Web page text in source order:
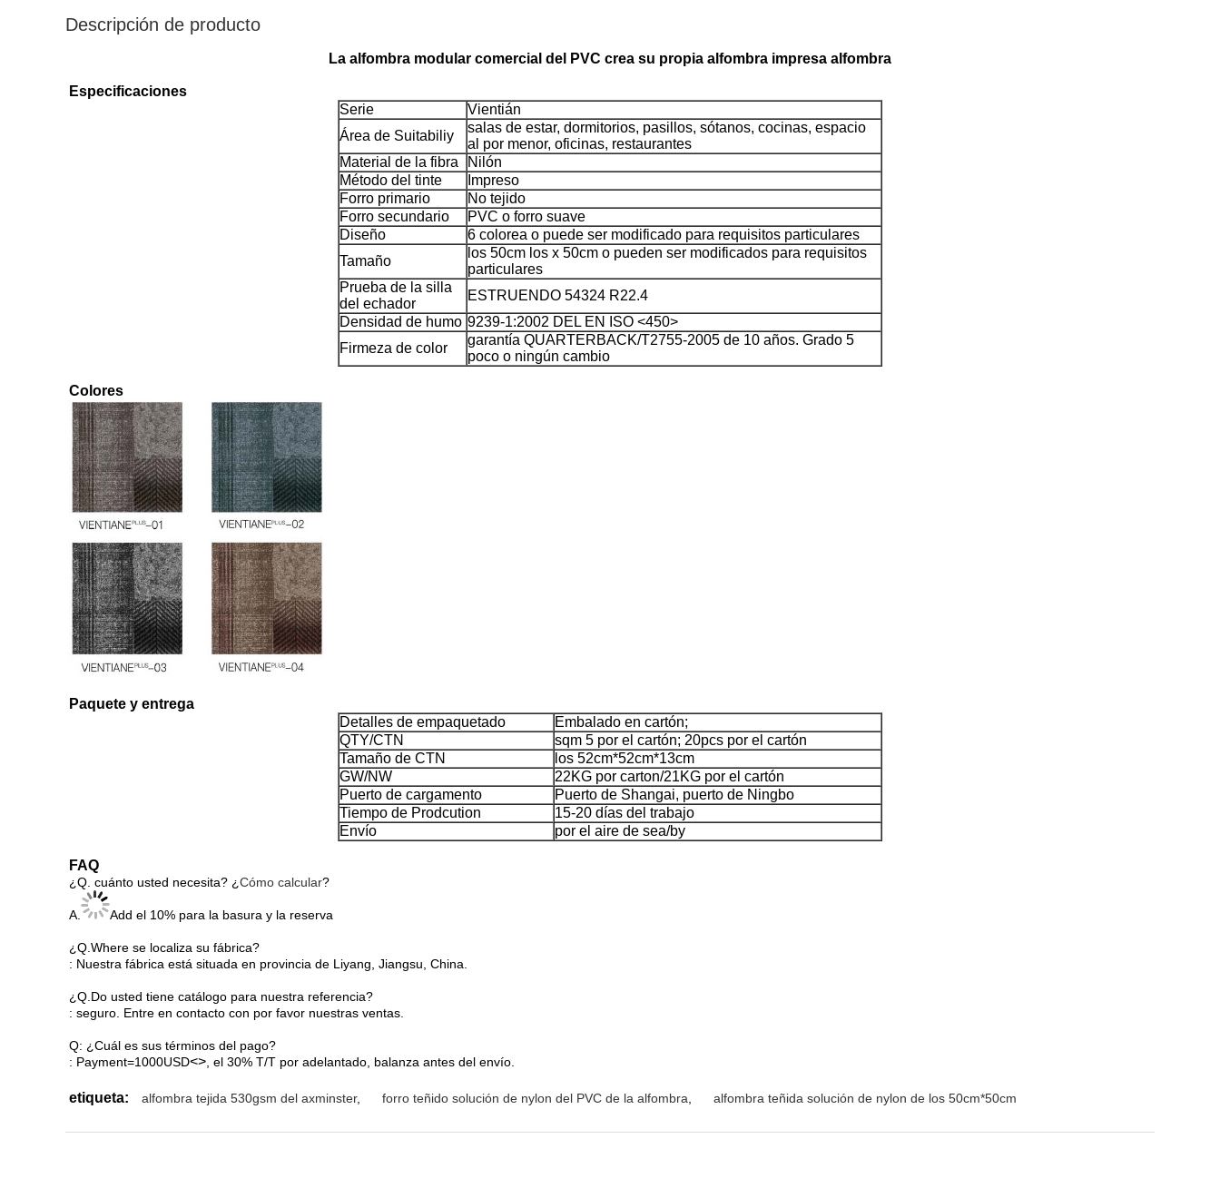
Descripción de producto
La alfombra modular comercial del PVC crea su propia alfombra impresa alfombra
Especificaciones
Serie
Vientián
Área de Suitabiliy
salas de estar, dormitorios, pasillos, sótanos, cocinas, espacio
al por menor, oficinas, restaurantes
Material de la fibra
Nilón
Método del tinte
Impreso
Forro primario
No tejido
Forro secundario
PVC o forro suave
Diseño
6 colorea o puede ser modificado para requisitos particulares
Tamaño
los 50cm los x 50cm o pueden ser modificados para requisitos
particulares
Prueba de la silla
del echador
ESTRUENDO 54324 R22.4
Densidad de humo 9239-1:2002 DEL EN ISO <450>
Firmeza de color
garantía QUARTERBACK/T2755-2005 de 10 años. Grado 5
poco o ningún cambio
Colores
Paquete y entrega
Detalles de empaquetado
Embalado en cartón;
QTY/CTN
sqm 5 por el cartón; 20pcs por el cartón
Tamaño de CTN
los 52cm*52cm*13cm
GW/NW
22KG por carton/21KG por el cartón
Puerto de cargamento
Puerto de Shangai, puerto de Ningbo
Tiempo de Prodcution
15-20 días del trabajo
Envío
por el aire de sea/by
FAQ
¿Q. cuánto usted necesita? ¿Cómo calcular?
A. Add el 10% para la basura y la reserva
¿Q.Where se localiza su fábrica?
: Nuestra fábrica está situada en provincia de Liyang, Jiangsu, China.
¿Q.Do usted tiene catálogo para nuestra referencia?
: seguro. Entre en contacto con por favor nuestras ventas.
Q: ¿Cuál es sus términos del pago?
: Payment=1000USD<> , el 30% T/T por adelantado, balanza antes del envío.
etiqueta: alfombra tejida 530gsm del axminster, forro teñido solución de nylon del PVC de la alfombra alfombra teñida solución de nylon de los 50cm*50cm